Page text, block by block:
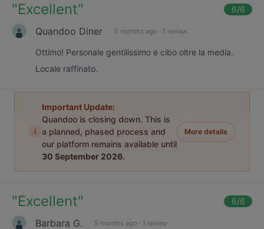
"Excellent" 6/6
Quandoo Diner 5 months ago · 1 review
Ottimo! Personale gentilissimo e cibo oltre la media.
Locale raffinato.
i
Important Update:
Quandoo is closing down. This is
a planned, phased process and
our platform remains available until
30 September 2026.
More details
"Excellent" 6/6
Barbara G. 5 months ago · 1 review